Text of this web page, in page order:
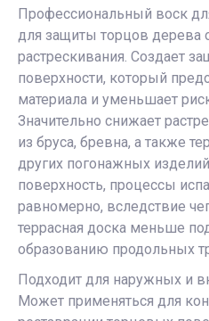
Профессиональный воск
для защиты торцов дерева
растрескивания. Создает
поверхности, который
материала и уменьшает
Значительно снижает
из бруса, бревна, а также
других погонажных
поверхность, процессы
равномерно, вследствие
террасная доска меньше
образованию продольных
Подходит для наружных и
Может применяться для